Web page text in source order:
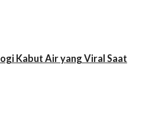
Kabut Air yang Viral Saat